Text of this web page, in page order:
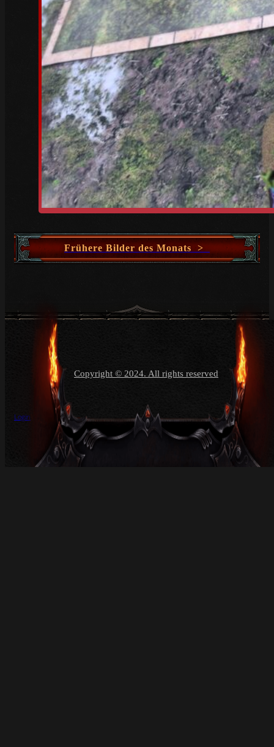
Frühere Bilder des Monats >
Copyright © 2024. All rights reserved
Login